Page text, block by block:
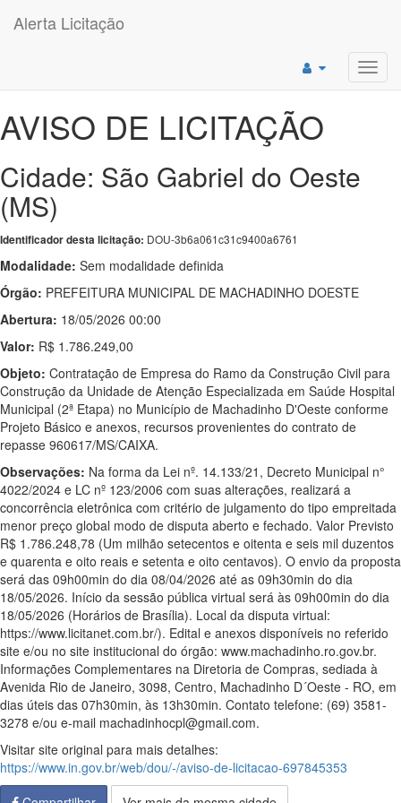
Alerta Licitação
AVISO DE LICITAÇÃO
Cidade: São Gabriel do Oeste
(MS)
Identificador desta licitação: DOU-3b6a061c31c9400a6761
Modalidade: Sem modalidade definida
Órgão: PREFEITURA MUNICIPAL DE MACHADINHO DOESTE
Abertura: 18/05/2026 00:00
Valor: R$ 1.786.249,00
Objeto: Contratação de Empresa do Ramo da Construção Civil para
Construção da Unidade de Atenção Especializada em Saúde Hospital
Municipal (2ª Etapa) no Município de Machadinho D'Oeste conforme
Projeto Básico e anexos, recursos provenientes do contrato de
repasse 960617/MS/CAIXA.
Observações: Na forma da Lei nº. 14.133/21, Decreto Municipal n°
4022/2024 e LC nº 123/2006 com suas alterações, realizará a
concorrência eletrônica com critério de julgamento do tipo empreitada
menor preço global modo de disputa aberto e fechado. Valor Previsto
R$ 1.786.248,78 (Um milhão setecentos e oitenta e seis mil duzentos
e quarenta e oito reais e setenta e oito centavos). O envio da proposta
será das 09h00min do dia 08/04/2026 até as 09h30min do dia
18/05/2026. Início da sessão pública virtual será às 09h00min do dia
18/05/2026 (Horários de Brasília). Local da disputa virtual:
https://www.licitanet.com.br/). Edital e anexos disponíveis no referido
site e/ou no site institucional do órgão: www.machadinho.ro.gov.br.
Informações Complementares na Diretoria de Compras, sediada à
Avenida Rio de Janeiro, 3098, Centro, Machadinho D´Oeste - RO, em
dias úteis das 07h30min, às 13h30min. Contato telefone: (69) 3581-
3278 e/ou e-mail machadinhocpl@gmail.com.
Visitar site original para mais detalhes:
https://www.in.gov.br/web/dou/-/aviso-de-licitacao-697845353